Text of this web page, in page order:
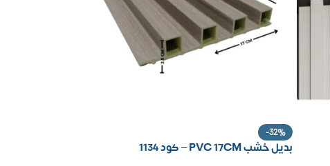
-32%
بديل خشب PVC 17CM – كود 1134